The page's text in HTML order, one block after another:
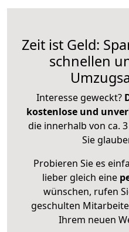
Zeit ist Geld:
schnellen
Interesse geweckt?
kostenlose und
die innerhalb von ca.
Sie
Probieren Sie es
lieber gleich eine
wünschen, rufen
geschulten
Ihrem neuen